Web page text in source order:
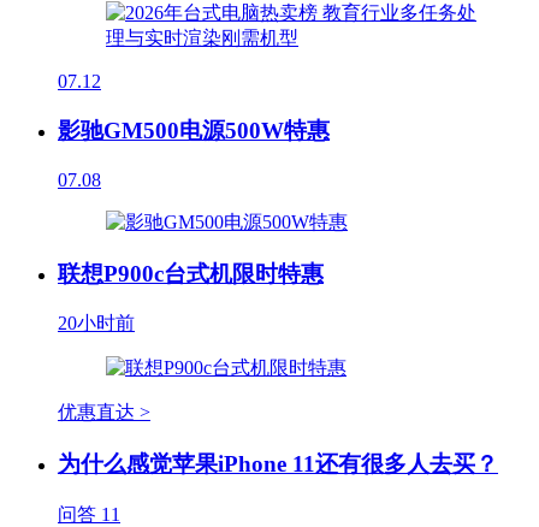
07.12
影驰GM500电源500W特惠
07.08
联想P900c台式机限时特惠
20小时前
优惠直达 >
为什么感觉苹果iPhone 11还有很多人去买？
问答 11